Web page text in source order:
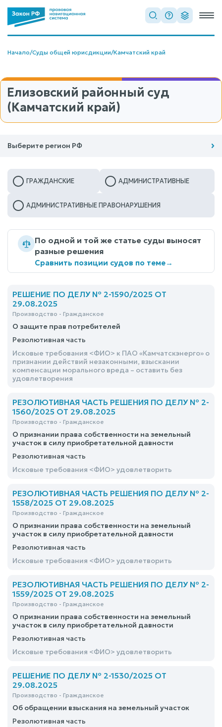
Начало/Суды общей юрисдикции/Камчатский край
Елизовский районный суд
(Камчатский край)
Выберите регион РФ
ГРАЖДАНСКИЕ АДМИНИСТРАТИВНЫЕ
АДМИНИСТРАТИВНЫЕ ПРАВОНАРУШЕНИЯ
По одной и той же статье суды выносят
разные решения
Сравнить позиции судов по теме→
РЕШЕНИЕ ПО ДЕЛУ № 2-1590/2025 ОТ
29.08.2025
Производство - Гражданское
О защите прав потребителей
Резолютивная часть
Исковые требования <ФИО> к ПАО «Камчатскэнерго» о
признании действий незаконными, взыскании
компенсации морального вреда – оставить без
удовлетворения
РЕЗОЛЮТИВНАЯ ЧАСТЬ РЕШЕНИЯ ПО ДЕЛУ № 2-
1560/2025 ОТ 29.08.2025
Производство - Гражданское
О признании права собственности на земельный
участок в силу приобретательной давности
Резолютивная часть
Исковые требования <ФИО> удовлетворить
РЕЗОЛЮТИВНАЯ ЧАСТЬ РЕШЕНИЯ ПО ДЕЛУ № 2-
1558/2025 ОТ 29.08.2025
Производство - Гражданское
О признании права собственности на земельный
участок в силу приобретательной давности
Резолютивная часть
Исковые требования <ФИО> удовлетворить
РЕЗОЛЮТИВНАЯ ЧАСТЬ РЕШЕНИЯ ПО ДЕЛУ № 2-
1559/2025 ОТ 29.08.2025
Производство - Гражданское
О признании права собственности на земельный
участок в силу приобретательной давности
Резолютивная часть
Исковые требования <ФИО> удовлетворить
РЕШЕНИЕ ПО ДЕЛУ № 2-1530/2025 ОТ
29.08.2025
Производство - Гражданское
Об обращении взыскания на земельный участок
Резолютивная часть